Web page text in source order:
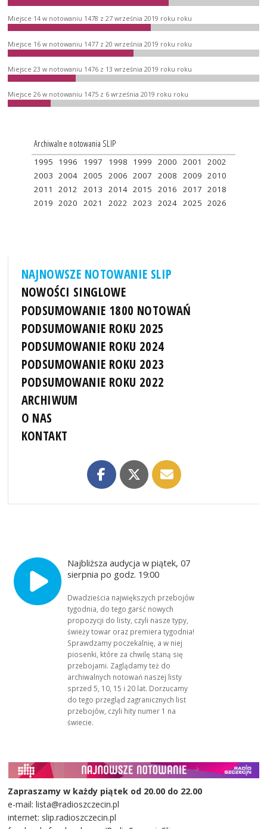
Miejsce 14 w notowaniu 1478 z 27 września 2019 roku roku
Miejsce 16 w notowaniu 1477 z 20 września 2019 roku roku
Miejsce 23 w notowaniu 1476 z 13 września 2019 roku roku
Miejsce 26 w notowaniu 1475 z 6 września 2019 roku roku
Archiwalne notowania SLIP
1995 1996 1997 1998 1999 2000 2001
2002
2003 2004 2005 2006 2007 2008 2009 2010
2011
2012 2013 2014 2015 2016 2017 2018
2019 2020 2021 2022 2023 2024 2025 2026
NAJNOWSZE NOTOWANIE SLIP
NOWOŚCI SINGLOWE
PODSUMOWANIE 1800 NOTOWAŃ
PODSUMOWANIE ROKU 2025
PODSUMOWANIE ROKU 2024
PODSUMOWANIE ROKU 2023
PODSUMOWANIE ROKU 2022
ARCHIWUM
O NAS
KONTAKT
Najbliższa audycja w piątek, 07
sierpnia po godz. 19:00
Dwadzieścia największych przebojów
tygodnia, do tego garść nowych
propozycji do listy, czyli nasze typy,
świeży towar oraz premiera tygodnia!
Sprawdzamy poczekalnię, a w niej
piosenki, które za chwilę staną się
przebojami. Zaglądamy też do
archiwalnych notowań naszej listy
sprzed 5, 10, 15 i 20 lat. Dorzucamy
do tego przegląd zagranicznych list
przebojów, czyli hity numer 1 na
świecie.
Zapraszamy w każdy piątek od 20.00 do 22.00
e-mail: lista@radioszczecin.pl
internet: slip.radioszczecin.pl